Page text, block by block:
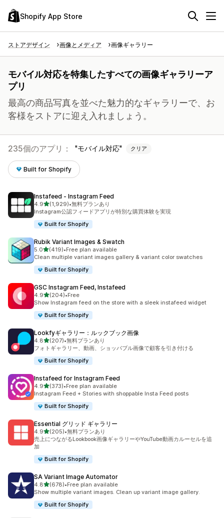
Shopify App Store
ストアデザイン 画像とメディア 画像ギャラリー
モバイル対応を特集したすべての画像ギャラリーア
プリ
最高の商品写真を並べた魅力的なギャラリーで、お
客様をストアに迎え入れましょう。
235個のアプリ： モバイル対応 クリア
Built for Shopify
Instafeed ‑ Instagram Feed
4.95つ星中
(1,929)
合計レビュー数：1929件
•無料プランあり
Instagram公認フィードアプリが特別な購買体験を実現
Built for Shopify
Rubik Variant Images & Swatch
5.05つ星中
(419)
合計レビュー数：419件
•Free plan available
Clean multiple variant images gallery & variant color swatches
Built for Shopify
GSC Instagram Feed, Instafeed
4.95つ星中
(204)
合計レビュー数：204件
•Free
Show Instagram feed on the store with a sleek instafeed widget
Built for Shopify
Lookfyギャラリー：ルックブック画像
4.85つ星中
(207)
合計レビュー数：207件
•無料プランあり
フォトギャラリー、動画、ショッパブル画像で顧客を引き付ける
Built for Shopify
Instafeed for Instagram Feed
4.95つ星中
(373)
合計レビュー数：373件
•Free plan available
Instagram Feed + Stories with shoppable Insta Feed posts
Built for Shopify
Essential グリッド ギャラリー
4.95つ星中
(205)
合計レビュー数：205件
•無料プランあり
売上につながるLookbook画像ギャラリーやYouTube動画カルーセルを追
加
Built for Shopify
SA Variant Image Automator
4.85つ星中
(678)
合計レビュー数：678件
•Free plan available
Show multiple variant images. Clean up variant image gallery.
Built for Shopify